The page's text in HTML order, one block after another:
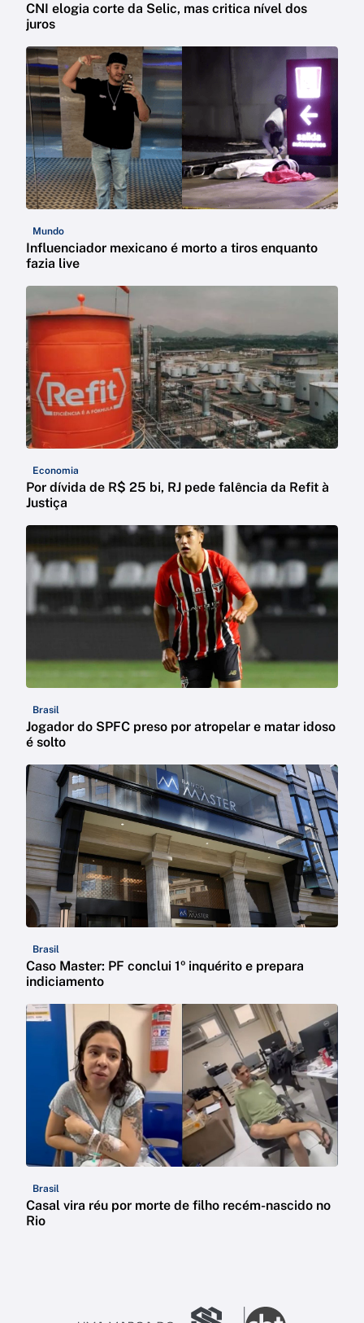
CNI elogia corte da Selic, mas critica nível dos
juros
Mundo
Influenciador mexicano é morto a tiros enquanto
fazia live
Economia
Por dívida de R$ 25 bi, RJ pede falência da Refit à
Justiça
Brasil
Jogador do SPFC preso por atropelar e matar idoso
é solto
Brasil
Caso Master: PF conclui 1º inquérito e prepara
indiciamento
Brasil
Casal vira réu por morte de filho recém-nascido no
Rio